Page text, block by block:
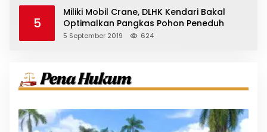
5
Miliki Mobil Crane, DLHK Kendari Bakal
Optimalkan Pangkas Pohon Peneduh
5 September 2019 624